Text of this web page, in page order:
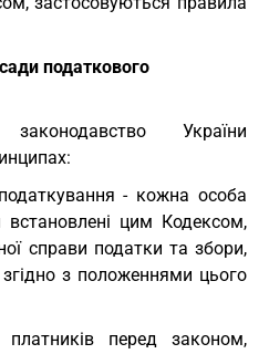
податкового
України
- кожна особа
встановлені цим Кодексом,
справи податки та збори,
з положеннями цього
платників перед законом,